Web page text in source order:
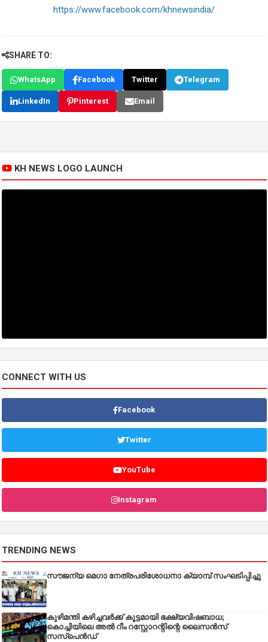
https://www.facebook.com/khnewsindia/
SHARE TO:
WhatsApp Facebook Twitter Telegram
LinkedIn Pinterest Email
KH NEWS LOGO LAUNCH
CONNECT WITH US
Facebook
Twitter
YouTube
Instagram
TRENDING NEWS
സൗജന്യ മെഗാ നേത്രപരിശോധനാ ക്യാമ്പ് സംഘടിപ്പിച്ചു
കുഴിമന്തി കഴിച്ചവർക്ക് കൂട്ടമായി ഭക്ഷ്യവിഷബാധ;
കൊച്ചിയിലെ അൽ റീം റസ്റ്റോറന്റിന്റെ ലൈസൻസ്
സസ്പെൻഡ്